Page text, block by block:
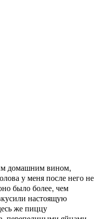
домашним вином,
у меня после него не
было более, чем
настоящую
же пиццу